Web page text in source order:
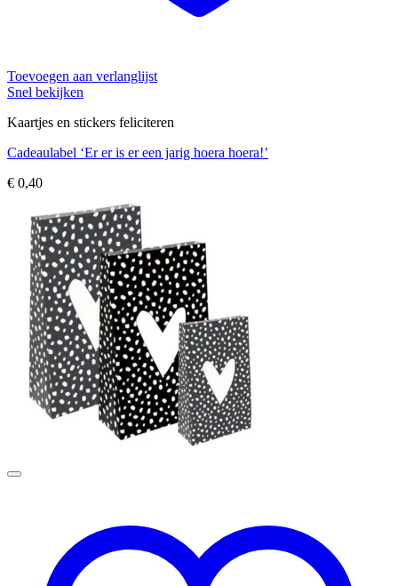
Toevoegen aan verlanglijst
Snel bekijken
Kaartjes en stickers feliciteren
Cadeaulabel ‘Er er is er een jarig hoera hoera!’
€ 0,40